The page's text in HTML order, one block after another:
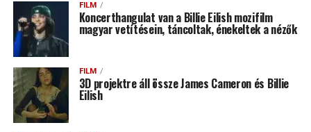
FILM
Koncerthangulat van a Billie Eilish mozifilm
magyar vetítésein, táncoltak, énekeltek a nézők
FILM
3D projektre áll össze James Cameron és Billie
Eilish